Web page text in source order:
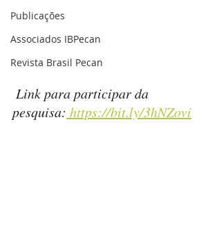
Publicações
Associados IBPecan
Revista Brasil Pecan
pesquisa: https://bit.ly/3hNZovi